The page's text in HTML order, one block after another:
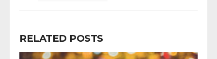
RELATED POSTS